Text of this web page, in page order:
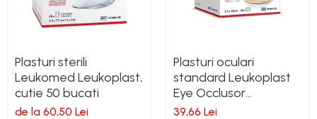
Plasturi sterili
Leukomed Leukoplast,
cutie 50 bucati
de la 60,50 Lei
Plasturi oculari
standard Leukoplast
Eye Occlusor
5.5cmx7.6cm
39,66 Lei